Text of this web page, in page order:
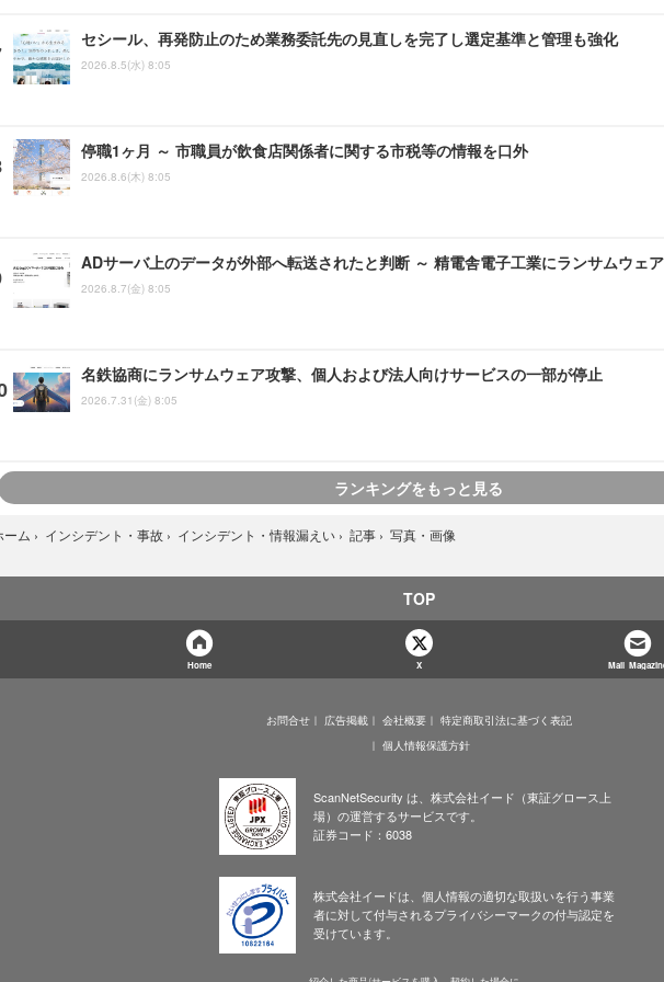
セシール、再発防止のため業務委託先の見直しを完了し選定基準と管理も強化
2026.8.5(水) 8:05
停職1ヶ月 ～ 市職員が飲食店関係者に関する市税等の情報を口外
2026.8.6(木) 8:05
ADサーバ上のデータが外部へ転送されたと判断 ～ 精電舎電子工業にランサムウェ
2026.8.7(金) 8:05
名鉄協商にランサムウェア攻撃、個人および法人向けサービスの一部が停止
2026.7.31(金) 8:05
ランキングをもっと見る
ーム › インシデント・事故 › インシデント・情報漏えい › 記事 › 写真・画像
TOP
Home X Mail
お問合せ 広告掲載 会社概要
特定商取引法に基づく表記
個人情報保護方針
ScanNetSecurity は、株式会社イード（東証グロース上
場）の運営するサービスです。
証券コード：6038
株式会社イードは、個人情報の適切な取扱いを行う事業
者に対して付与されるプライバシーマークの付与認定を
受けています。